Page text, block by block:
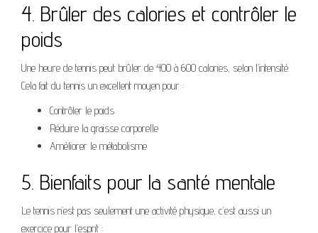
4. Brûler des calories et contrôler le
poids
Une heure de tennis peut brûler de 400 à 600 calories, selon l’intensité.
Cela fait du tennis un excellent moyen pour :
Contrôler le poids
Réduire la graisse corporelle
Améliorer le métabolisme
5. Bienfaits pour la santé mentale
Le tennis n’est pas seulement une activité physique, c’est aussi un
exercice pour l’esprit :